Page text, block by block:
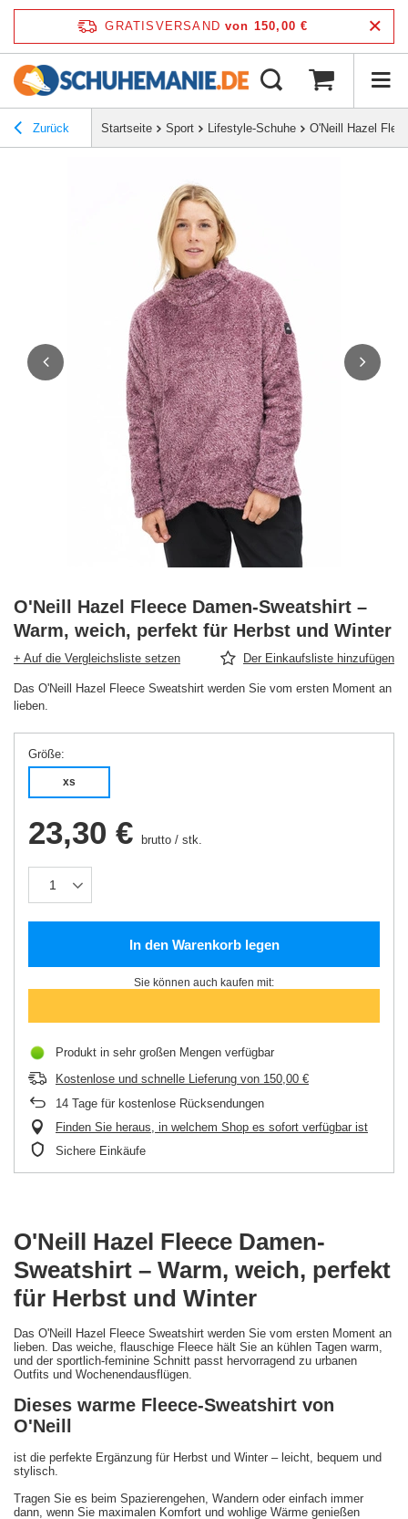
GRATISVERSAND von 150,00 €
Zurück Startseite Sport Lifestyle-Schuhe O'Neill Hazel
O'Neill Hazel Fleece Damen-Sweatshirt –
Warm, weich, perfekt für Herbst und Winter
+ Auf die Vergleichsliste setzen Der Einkaufsliste hinzufügen
Das O'Neill Hazel Fleece Sweatshirt werden Sie vom ersten Moment an
lieben.
Größe
xs
23,30 € brutto / stk.
In den Warenkorb legen
Sie können auch kaufen mit:
Produkt in sehr großen Mengen verfügbar
Kostenlose und schnelle Lieferung von 150,00 €
14 Tage für kostenlose Rücksendungen
Finden Sie heraus, in welchem Shop es sofort verfügbar ist
Sichere Einkäufe
O'Neill Hazel Fleece Damen-
Sweatshirt – Warm, weich, perfekt
für Herbst und Winter
Das O'Neill Hazel Fleece Sweatshirt werden Sie vom ersten Moment an
lieben. Das weiche, flauschige Fleece hält Sie an kühlen Tagen warm,
und der sportlich-feminine Schnitt passt hervorragend zu urbanen
Outfits und Wochenendausflügen.
Dieses warme Fleece-Sweatshirt von
O'Neill
ist die perfekte Ergänzung für Herbst und Winter – leicht, bequem und
stylisch.
Tragen Sie es beim Spazierengehen, Wandern oder einfach immer
dann, wenn Sie maximalen Komfort und wohlige Wärme genießen